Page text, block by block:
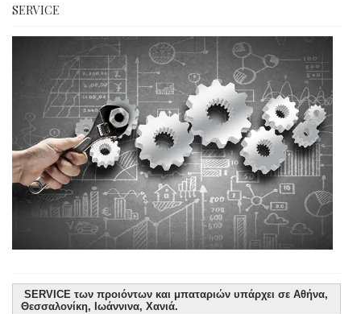
SERVICE
SERVICE των προιόντων και μπαταριών υπάρχει σε Αθήνα,
Θεσσαλονίκη, Ιωάννινα, Χανιά.